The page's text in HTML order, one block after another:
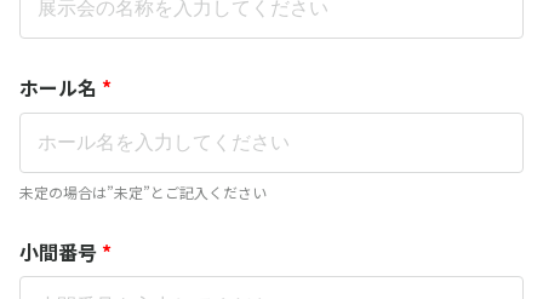
ホール名 *
未定の場合は”未定”とご記入ください
小間番号 *